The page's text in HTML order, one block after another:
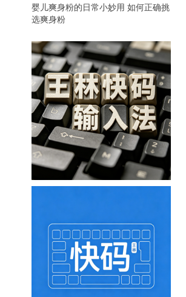
婴儿爽身粉的日常小妙用 如何正确挑
选爽身粉